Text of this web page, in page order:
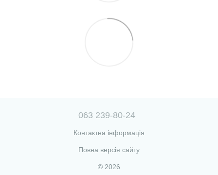
063 239-80-24
Контактна інформація
Повна версія сайту
© 2026